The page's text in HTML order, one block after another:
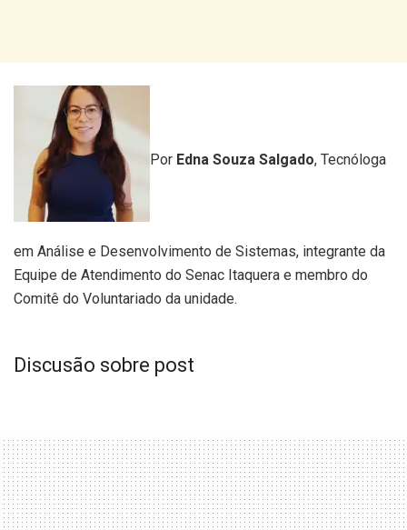
Por Edna Souza Salgado, Tecnóloga
em Análise e Desenvolvimento de Sistemas, integrante da
Equipe de Atendimento do Senac Itaquera e membro do
Comitê do Voluntariado da unidade.
Discusão sobre post